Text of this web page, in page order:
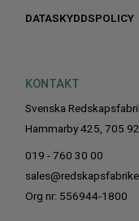
DATASKYDDSPOLICY
KONTAKT
Svenska
Hammarby 425, 705
019 - 760 30 00
Org nr: 556944-1800